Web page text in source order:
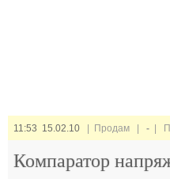
11:53 15.02.10 | Продам | - |
Компаратор